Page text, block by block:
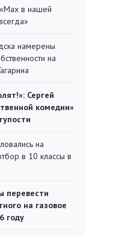
в нашей
намерены
на
Сергей
комедии»
на
в 10 классы в
перевести
на газовое
году